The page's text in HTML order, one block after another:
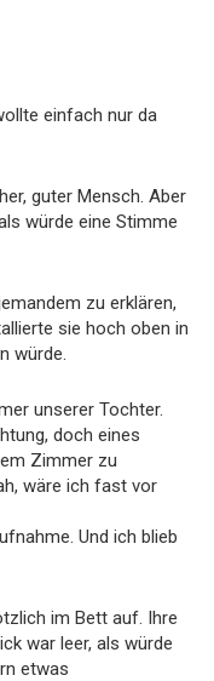
einfach nur da
guter Mensch. Aber
würde eine Stimme
zu erklären,
sie hoch oben in
würde.
unserer Tochter.
doch eines
Zimmer zu
wäre ich fast vor
Und ich blieb
im Bett auf. Ihre
war leer, als würde
etwas